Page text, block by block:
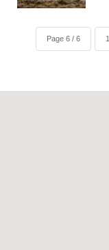
Page 6 / 6 1